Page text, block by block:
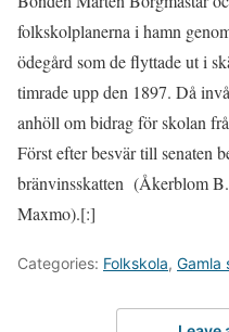
folkskolplanerna i hamn
ödegård som de flyttade ut i
timrade upp den 1897. Då
anhöll om bidrag för skolan
Först efter besvär till senaten
bränvinsskatten (Åkerblom
Maxmo).[:]
Categories: Folkskola, Gamla